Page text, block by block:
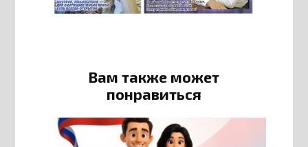
Вам также может
понравиться